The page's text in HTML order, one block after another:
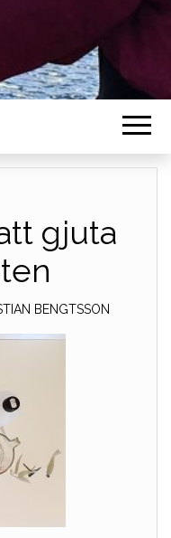
gjuta
BENGTSSON